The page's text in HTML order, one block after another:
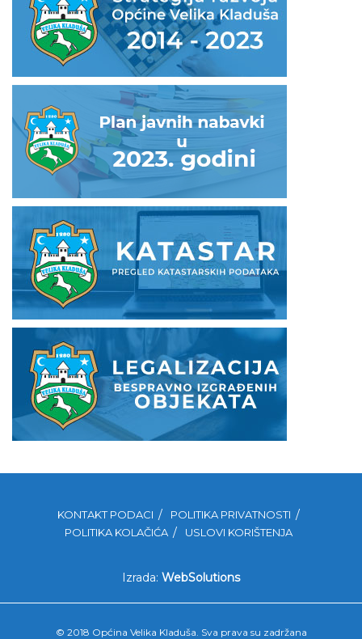
KONTAKT PODACI
POLITIKA PRIVATNOSTI
POLITIKA KOLAČIĆA
USLOVI KORIŠTENJA
Izrada: WebSolutions
© 2018 Općina Velika Kladuša. Sva prava su zadržana